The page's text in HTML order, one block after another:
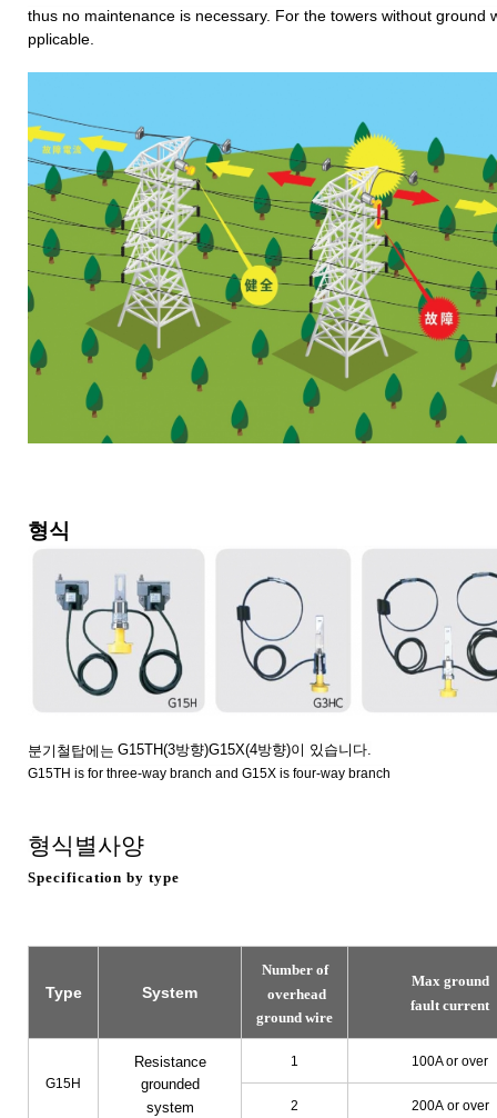
thus no maintenance is necessary. For the towers without ground
pplicable.
형식
분기철탑에는 G15TH(3방향)G15X(4방향)이 있습니다.
G15TH is for three-way branch and G15X is four-way branch
형식별사양
Specification by type
Type System
Number of
overhead
ground wire
Max ground
fault current
G15H
Resistance
grounded
system
1 100A or over
2 200Aor over